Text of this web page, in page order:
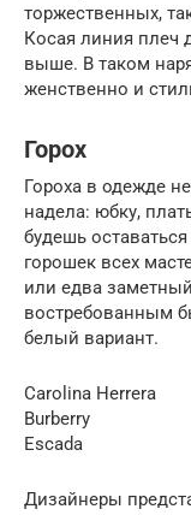
торжественных,
Косая линия плеч
выше. В таком
женственно и
Горох
Гороха в одежде
надела: юбку,
будешь
горошек всех
или едва
востребованным
белый вариант.
Carolina Herrera
Burberry
Escada
Дизайнеры